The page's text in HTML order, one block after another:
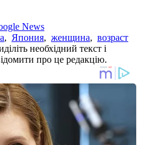
News
, Япония, женщина, возраст
необхідний текст і
про це редакцію.